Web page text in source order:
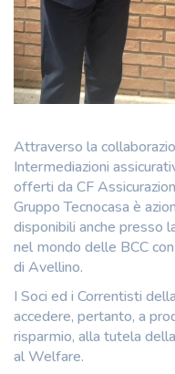
Attraverso la
Intermediazioni
offerti da CF
Gruppo Tecnocasa è
disponibili anche presso
nel mondo delle BCC
di Avellino.
I Soci ed i Correntisti
accedere, pertanto, a
risparmio, alla tutela
al Welfare.